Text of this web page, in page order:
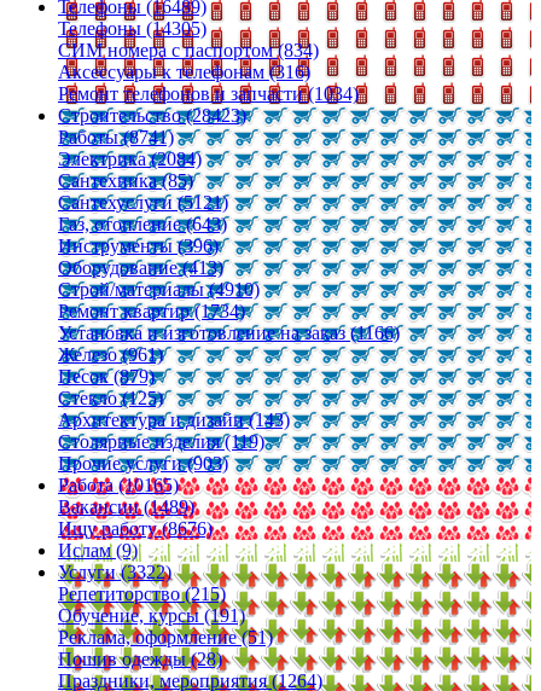
Телефоны (16489)
Телефоны (14305)
СИМ номера с паспортом (834)
Аксессуары к телефонам (316)
Ремонт телефонов и запчасти (1034)
Строительство (28423)
Работы (8741)
Электрика (2084)
Сантехника (85)
Сантехуслуги (5121)
Газ, отопление (643)
Инструменты (396)
Оборудование (413)
Строй/материалы (4910)
Ремонт квартир (1734)
Установка и изготовление на заказ (1166)
Железо (961)
Песок (879)
Стекло (125)
Архитектура и дизайн (143)
Столярные изделия (119)
Прочие услуги (903)
Работа (10165)
Вакансии (1489)
Ищу работу (8676)
Ислам (9)
Услуги (3322)
Репетиторство (215)
Обучение, курсы (191)
Реклама, оформление (51)
Пошив одежды (28)
Праздники, мероприятия (1264)